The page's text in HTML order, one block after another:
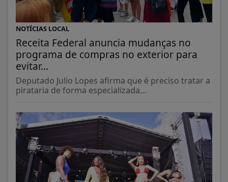
NOTÍCIAS LOCAL
Receita Federal anuncia mudanças no
programa de compras no exterior para
evitar...
Deputado Julio Lopes afirma que é preciso tratar a
pirataria de forma especializada...